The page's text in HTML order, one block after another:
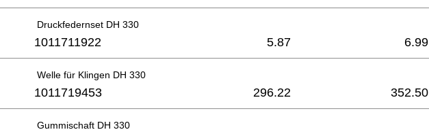
Druckfedernset DH 330
1011711922 5.87 6.99
Welle für Klingen DH 330
1011719453 296.22 352.50
Gummischaft DH 330